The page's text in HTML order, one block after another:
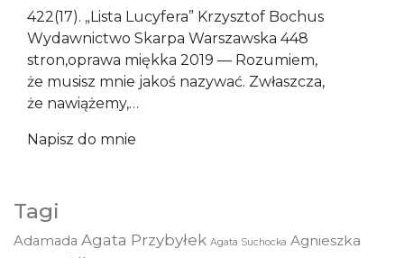
422(17). „Lista Lucyfera” Krzysztof Bochus
Wydawnictwo Skarpa Warszawska 448
stron,oprawa miękka 2019 — Rozumiem,
że musisz mnie jakoś nazywać. Zwłaszcza,
że nawiążemy,…
Napisz do mnie
Tagi
Adamada Agata Przybyłek Agata Suchocka Agnieszka